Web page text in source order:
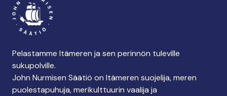
Pelastamme Itämeren ja sen perinnön tuleville
sukupolville.
John Nurmisen Säätiö on Itämeren suojelija, meren
puolestapuhuja, merikulttuurin vaalija ja